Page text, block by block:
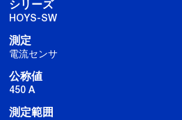
シリーズ
HOYS-SW
測定
電流センサ
公称値
450 A
測定範囲